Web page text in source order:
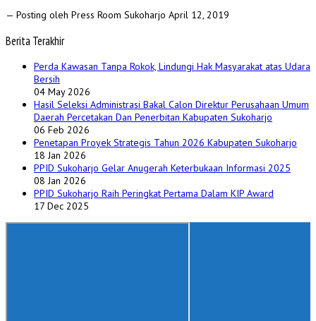
— Posting oleh Press Room Sukoharjo April 12, 2019
Berita Terakhir
Perda Kawasan Tanpa Rokok, Lindungi Hak Masyarakat atas Udara
Bersih
04 May 2026
Hasil Seleksi Administrasi Bakal Calon Direktur Perusahaan Umum
Daerah Percetakan Dan Penerbitan Kabupaten Sukoharjo
06 Feb 2026
Penetapan Proyek Strategis Tahun 2026 Kabupaten Sukoharjo
18 Jan 2026
PPID Sukoharjo Gelar Anugerah Keterbukaan Informasi 2025
08 Jan 2026
PPID Sukoharjo Raih Peringkat Pertama Dalam KIP Award
17 Dec 2025